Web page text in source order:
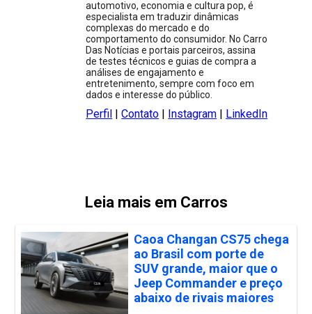
automotivo, economia e cultura pop, é
especialista em traduzir dinâmicas
complexas do mercado e do
comportamento do consumidor. No Carro
Das Notícias e portais parceiros, assina
de testes técnicos e guias de compra a
análises de engajamento e
entretenimento, sempre com foco em
dados e interesse do público.
Perfil |Contato | Instagram | LinkedIn
Leia mais em Carros
Caoa Changan CS75 chega
ao Brasil com porte de
SUV grande, maior que o
Jeep Commander e preço
abaixo de rivais maiores